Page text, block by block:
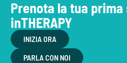
Prenota la tua
inTHERAPY
INIZIA ORA
PARLA CON NOI